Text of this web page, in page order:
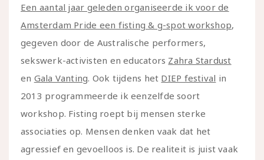
Een aantal jaar geleden organiseerde ik voor de
Amsterdam Pride een fisting & g-spot workshop,
gegeven door de Australische performers,
sekswerk-activisten en educators Zahra Stardust
en Gala Vanting. Ook tijdens het DIEP festival in
2013 programmeerde ik eenzelfde soort
workshop. Fisting roept bij mensen sterke
associaties op. Mensen denken vaak dat het
agressief en gevoelloos is. De realiteit is juist vaak